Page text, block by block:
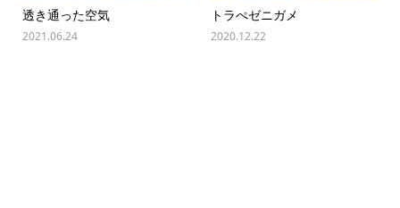
透き通った空気
2021.06.24
トラぺゼニガメ
2020.12.22